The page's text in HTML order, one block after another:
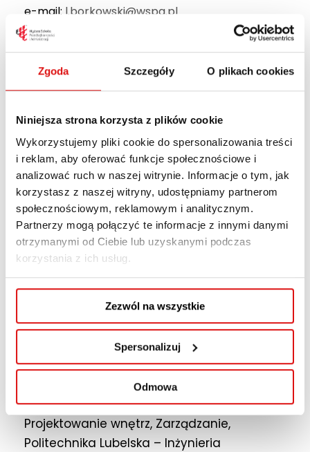
Zgoda Szczegóły O plikach cookies
Niniejsza strona korzysta z plików cookie
Wykorzystujemy pliki cookie do spersonalizowania treści
i reklam, aby oferować funkcje społecznościowe i
analizować ruch w naszej witrynie. Informacje o tym, jak
korzystasz z naszej witryny, udostępniamy partnerom
społecznościowym, reklamowym i analitycznym.
Partnerzy mogą połączyć te informacje z innymi danymi
otrzymanymi od Ciebie lub uzyskanymi podczas
korzystania z ich usług.
Zezwól na wszystkie
Spersonalizuj
Odmowa
e-mail: l.borkowski@wspa.pl
mgr Łukasz
Borkowski
Wykładowca na kierunkach Media i
dziennikarstwo, Projektowanie wnętrz
i Informatyka
Prezenter, autor, felietonista programów z
przeszło 20 letnim doświadczeniem
telewizyjnym,
trener techniki MOJO (Mobile Journalism),
wzięty konferansjer z ponad 25 letnim
doświadczeniem scenicznym
współpracujący z największymi agencjami
eventowymi.
Wykładowca WSPA Media i Dziennikarstwo,
Projektowanie wnętrz, Zarządzanie,
Politechnika Lubelska – Inżynieria